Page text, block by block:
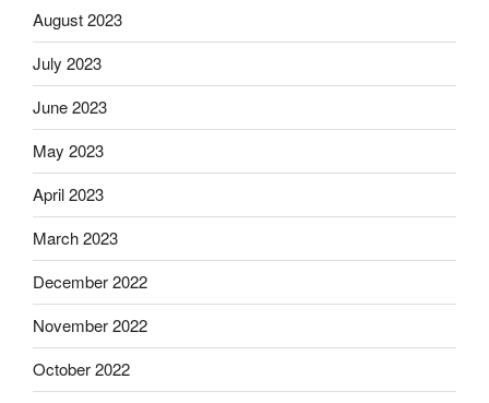
August 2023
July 2023
June 2023
May 2023
April 2023
March 2023
December 2022
November 2022
October 2022